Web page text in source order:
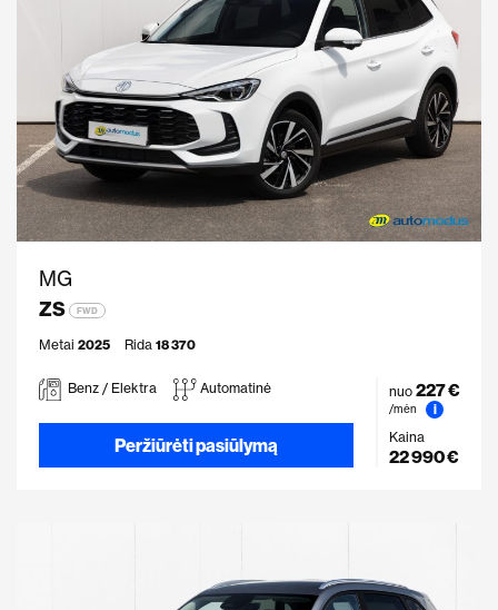
MG
ZS
FWD
Metai 2025 Rida 18 370
Benz / Elektra Automatinė
Peržiūrėti pasiūlymą
nuo 227 €
/mėn
i
Kaina
22 990 €